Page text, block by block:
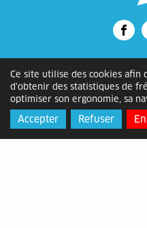
Ce site utilise des cookies afin
d'obtenir des statistiques de
optimiser son ergonomie, sa
Accepter Refuser
Alès
Adresse:
Michelet,
Horaires: du